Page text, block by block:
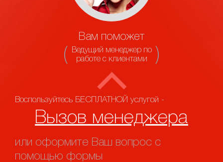
Вам поможет
Ведущий менеджер по
работе с клиентами
Воспользуйтесь БЕСПЛАТНОЙ услугой -
Вызов менеджера
или оформите Ваш вопрос с
помощью формы